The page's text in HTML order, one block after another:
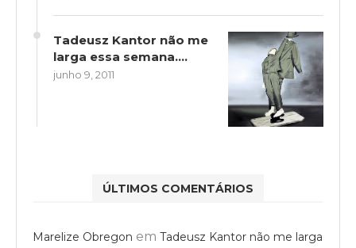
Tadeusz Kantor não me
larga essa semana….
junho 9, 2011
ÚLTIMOS COMENTÁRIOS
Marelize Obregon em Tadeusz Kantor não me larga